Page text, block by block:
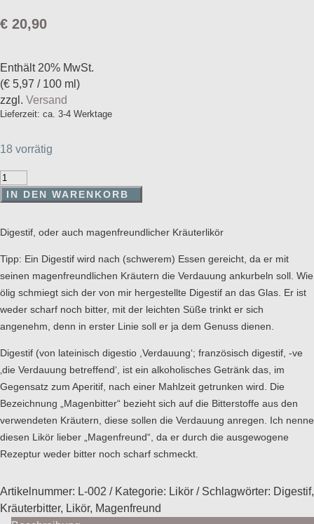
€ 20,90
Enthält 20% MwSt.
(€ 5,97 / 100 ml)
zzgl. Versand
Lieferzeit: ca. 3-4 Werktage
18 vorrätig
"Digestif"
Menge
IN DEN WARENKORB
Digestif, oder auch magenfreundlicher Kräuterlikör
Tipp: Ein Digestif wird nach (schwerem) Essen gereicht, da er mit
seinen magenfreundlichen Kräutern die Verdauung ankurbeln soll. Wie
ölig schmiegt sich der von mir hergestellte Digestif an das Glas. Er ist
weder scharf noch bitter, mit der leichten Süße trinkt er sich
angenehm, denn in erster Linie soll er ja dem Genuss dienen.
Digestif (von lateinisch digestio ,Verdauung‘; französisch digestif, -ve
‚die Verdauung betreffend‘, ist ein alkoholisches Getränk das, im
Gegensatz zum Aperitif, nach einer Mahlzeit getrunken wird. Die
Bezeichnung „Magenbitter“ bezieht sich auf die Bitterstoffe aus den
verwendeten Kräutern, diese sollen die Verdauung anregen. Ich nenne
diesen Likör lieber „Magenfreund“, da er durch die ausgewogene
Rezeptur weder bitter noch scharf schmeckt.
Artikelnummer: L-002 Kategorie: Likör Schlagwörter: Digestif,
Kräuterbitter, Likör, Magenfreund